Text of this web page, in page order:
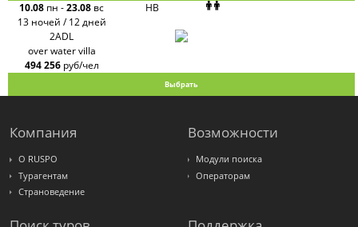
10.08 пн -23.08 вс
13 ночей / 12 дней
HB
2ADL
over water villa
494 256 руб/чел
Выбрать
Компания
О RUSPO
Турагентам
Страноведение
Возможности
Модули поиска
Операторам